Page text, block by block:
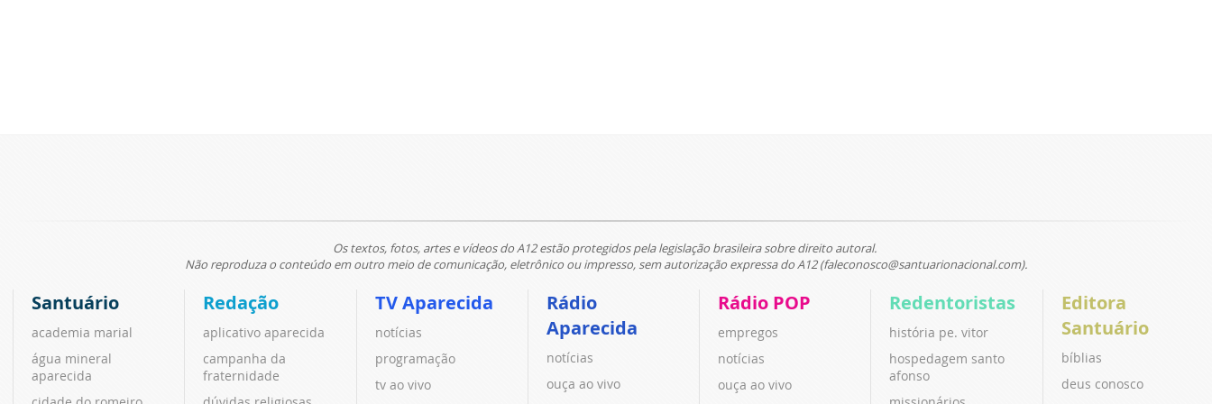
Os textos, fotos, artes e vídeos do A12 estão protegidos pela legislação brasileira sobre direito autoral.
Não reproduza o conteúdo em outro meio de comunicação, eletrônico ou impresso, sem autorização expressa do A12 (faleconosco@santuarionacional.com).
Santuário
academia marial
água mineral
aparecida
Redação
aplicativo aparecida
campanha da
fraternidade
TV Aparecida
notícias
programação
tv ao vivo
Rádio
Aparecida
notícias
ouça ao vivo
Rádio POP
empregos
notícias
ouça ao vivo
Redentoristas
história pe. vitor
hospedagem santo
afonso
Editora
Santuário
bíblias
deus conosco